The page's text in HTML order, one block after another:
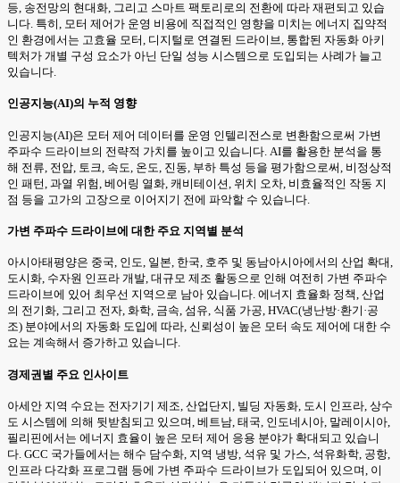
등, 송전망의 현대화, 그리고 스마트 팩토리로의 전환에 따라 재편되고 있습
니다. 특히, 모터 제어가 운영 비용에 직접적인 영향을 미치는 에너지 집약적
인 환경에서는 고효율 모터, 디지털로 연결된 드라이브, 통합된 자동화 아키
텍처가 개별 구성 요소가 아닌 단일 성능 시스템으로 도입되는 사례가 늘고
있습니다.
인공지능(AI)의 누적 영향
인공지능(AI)은 모터 제어 데이터를 운영 인텔리전스로 변환함으로써 가변
주파수 드라이브의 전략적 가치를 높이고 있습니다. AI를 활용한 분석을 통
해 전류, 전압, 토크, 속도, 온도, 진동, 부하 특성 등을 평가함으로써, 비정상적
인 패턴, 과열 위험, 베어링 열화, 캐비테이션, 위치 오차, 비효율적인 작동 지
점 등을 고가의 고장으로 이어지기 전에 파악할 수 있습니다.
가변 주파수 드라이브에 대한 주요 지역별 분석
아시아태평양은 중국, 인도, 일본, 한국, 호주 및 동남아시아에서의 산업 확대,
도시화, 수자원 인프라 개발, 대규모 제조 활동으로 인해 여전히 가변 주파수
드라이브에 있어 최우선 지역으로 남아 있습니다. 에너지 효율화 정책, 산업
의 전기화, 그리고 전자, 화학, 금속, 섬유, 식품 가공, HVAC(냉난방·환기·공
조) 분야에서의 자동화 도입에 따라, 신뢰성이 높은 모터 속도 제어에 대한 수
요는 계속해서 증가하고 있습니다.
경제권별 주요 인사이트
아세안 지역 수요는 전자기기 제조, 산업단지, 빌딩 자동화, 도시 인프라, 상수
도 시스템에 의해 뒷받침되고 있으며, 베트남, 태국, 인도네시아, 말레이시아,
필리핀에서는 에너지 효율이 높은 모터 제어 응용 분야가 확대되고 있습니
다. GCC 국가들에서는 해수 담수화, 지역 냉방, 석유 및 가스, 석유화학, 공항,
인프라 다각화 프로그램 등에 가변 주파수 드라이브가 도입되어 있으며, 이